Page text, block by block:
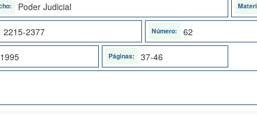
Poder Judicial
2215-2377 62
1995 37-46